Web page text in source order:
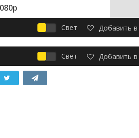
Свет Добавить в
Свет Добавить в